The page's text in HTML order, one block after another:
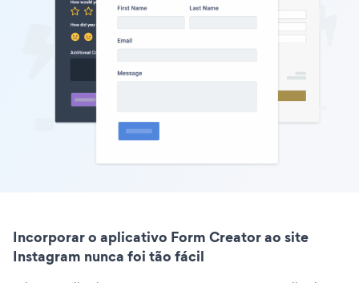
Incorporar o aplicativo Form Creator ao site
Instagram nunca foi tão fácil